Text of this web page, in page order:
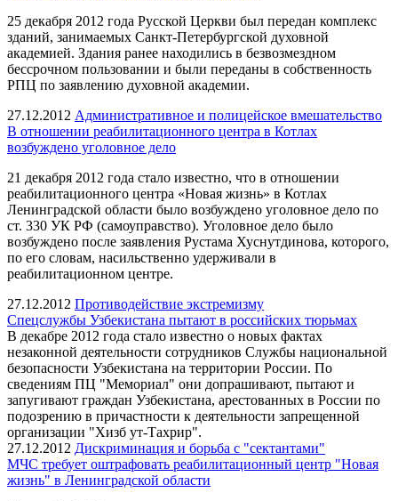
25 декабря 2012 года Русской Церкви был передан комплекс
зданий, занимаемых Санкт-Петербургской духовной
академией. Здания ранее находились в безвозмездном
бессрочном пользовании и были переданы в собственность
РПЦ по заявлению духовной академии.
27.12.2012 Административное и полицейское вмешательство
В отношении реабилитационного центра в Котлах
возбуждено уголовное дело
21 декабря 2012 года стало известно, что в отношении
реабилитационного центра «Новая жизнь» в Котлах
Ленинградской области было возбуждено уголовное дело по
ст. 330 УК РФ (самоуправство). Уголовное дело было
возбуждено после заявления Рустама Хуснутдинова, которого,
по его словам, насильственно удерживали в
реабилитационном центре.
27.12.2012 Противодействие экстремизму
Спецслужбы Узбекистана пытают в российских тюрьмах
В декабре 2012 года стало известно о новых фактах
незаконной деятельности сотрудников Службы национальной
безопасности Узбекистана на территории России. По
сведениям ПЦ "Мемориал" они допрашивают, пытают и
запугивают граждан Узбекистана, арестованных в России по
подозрению в причастности к деятельности запрещенной
организации "Хизб ут-Тахрир".
27.12.2012 Дискриминация и борьба с "сектантами"
МЧС требует оштрафовать реабилитационный центр "Новая
жизнь" в Ленинградской области